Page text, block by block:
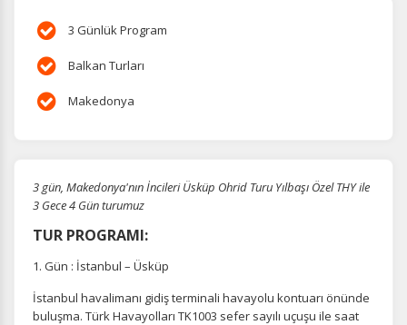
3 Günlük Program
Balkan Turları
Makedonya
3 gün, Makedonya'nın İncileri Üsküp Ohrid Turu Yılbaşı Özel THY ile
3 Gece 4 Gün turumuz
TUR PROGRAMI:
1. Gün : İstanbul – Üsküp
İstanbul havalimanı gidiş terminali havayolu kontuarı önünde
buluşma. Türk Havayolları TK1003 sefer sayılı uçuşu ile saat